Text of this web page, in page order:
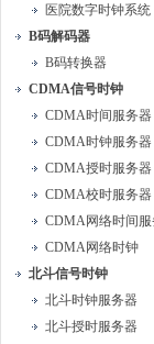
医院数字时钟系统
B码解码器
B码转换器
CDMA信号时钟
CDMA时间服务器
CDMA时钟服务器
CDMA授时服务器
CDMA校时服务器
CDMA网络时间
CDMA网络时钟
北斗信号时钟
北斗时钟服务器
北斗授时服务器